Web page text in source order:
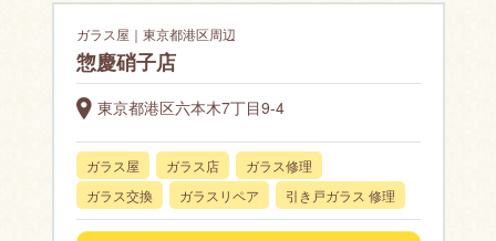
ガラス屋｜東京都港区周辺
惣慶硝子店
東京都港区六本木7丁目9-4
ガラス屋 ガラス店
ガラス修理
ガラス交換
ガラスリペア 引き戸ガラス 修理